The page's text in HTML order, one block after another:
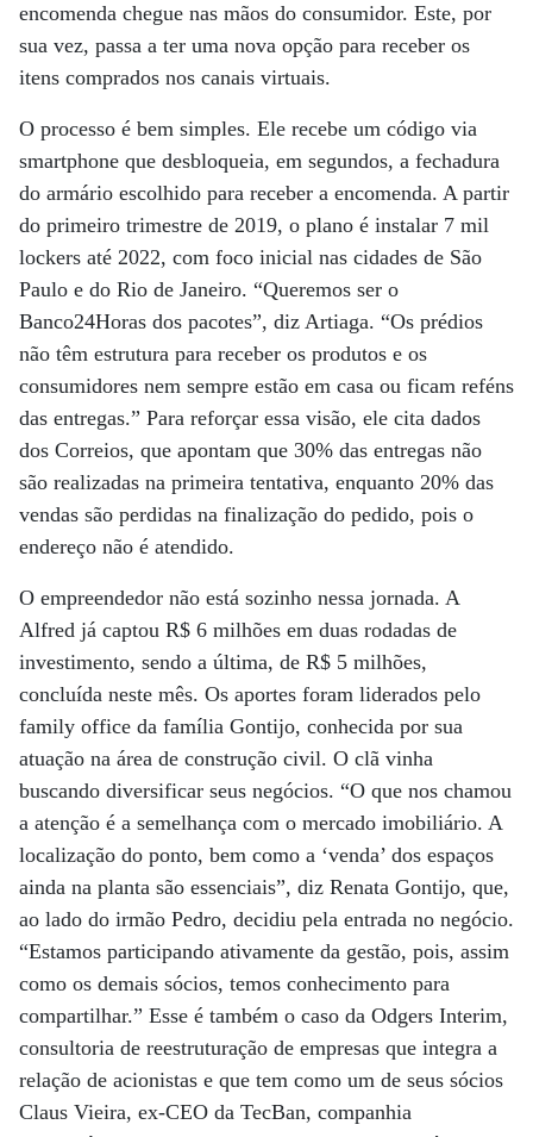
encomenda chegue nas mãos do consumidor. Este, por
sua vez, passa a ter uma nova opção para receber os
itens comprados nos canais virtuais.
O processo é bem simples. Ele recebe um código via
smartphone que desbloqueia, em segundos, a fechadura
do armário escolhido para receber a encomenda. A partir
do primeiro trimestre de 2019, o plano é instalar 7 mil
lockers até 2022, com foco inicial nas cidades de São
Paulo e do Rio de Janeiro. “Queremos ser o
Banco24Horas dos pacotes”, diz Artiaga. “Os prédios
não têm estrutura para receber os produtos e os
consumidores nem sempre estão em casa ou ficam reféns
das entregas.” Para reforçar essa visão, ele cita dados
dos Correios, que apontam que 30% das entregas não
são realizadas na primeira tentativa, enquanto 20% das
vendas são perdidas na finalização do pedido, pois o
endereço não é atendido.
O empreendedor não está sozinho nessa jornada. A
Alfred já captou R$ 6 milhões em duas rodadas de
investimento, sendo a última, de R$ 5 milhões,
concluída neste mês. Os aportes foram liderados pelo
family office da família Gontijo, conhecida por sua
atuação na área de construção civil. O clã vinha
buscando diversificar seus negócios. “O que nos chamou
a atenção é a semelhança com o mercado imobiliário. A
localização do ponto, bem como a ‘venda’ dos espaços
ainda na planta são essenciais”, diz Renata Gontijo, que,
ao lado do irmão Pedro, decidiu pela entrada no negócio.
“Estamos participando ativamente da gestão, pois, assim
como os demais sócios, temos conhecimento para
compartilhar.” Esse é também o caso da Odgers Interim,
consultoria de reestruturação de empresas que integra a
relação de acionistas e que tem como um de seus sócios
Claus Vieira, ex-CEO da TecBan, companhia